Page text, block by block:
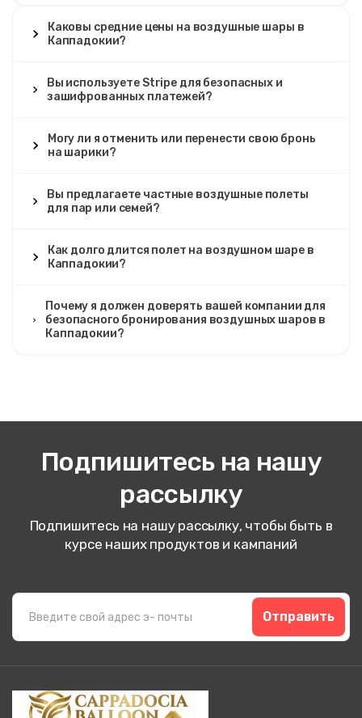
обоснованные решения о бронировании, гарантируя,
что вы выберете категорию полета,
Каковы средние цены на воздушные шары в
Каппадокии?
Вы используете Stripe для безопасных и
зашифрованных платежей?
Могу ли я отменить или перенести свою бронь
на шарики?
Вы предлагаете частные воздушные полеты
для пар или семей?
Как долго длится полет на воздушном шаре в
Каппадокии?
Почему я должен доверять вашей компании для
безопасного бронирования воздушных шаров в
Каппадокии?
Подпишитесь на нашу
рассылку
Подпишитесь на нашу рассылку, чтобы быть в
курсе наших продуктов и кампаний
Отправить